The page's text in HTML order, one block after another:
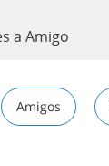
a Amigo
Amigos